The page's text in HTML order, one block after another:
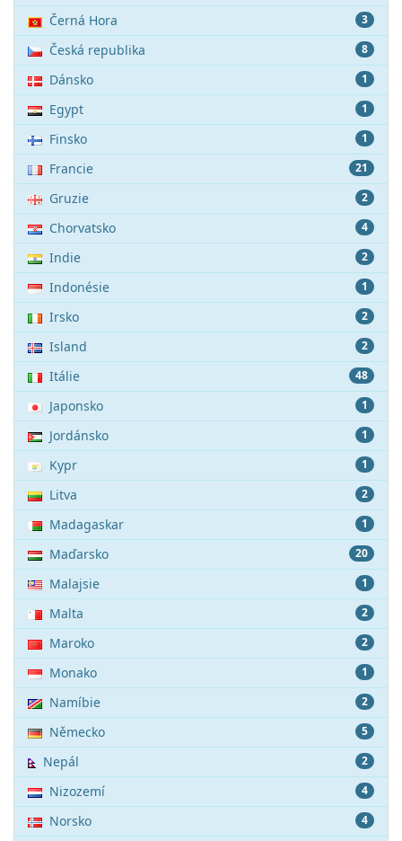
3
Černá Hora
8
Česká republika
1
Dánsko
1
Egypt
1
Finsko
21
Francie
2
Gruzie
4
Chorvatsko
2
Indie
1
Indonésie
2
Irsko
2
Island
48
Itálie
1
Japonsko
1
Jordánsko
1
Kypr
2
Litva
1
Madagaskar
20
Maďarsko
1
Malajsie
2
Malta
2
Maroko
1
Monako
2
Namíbie
5
Německo
2
Nepál
4
Nizozemí
4
Norsko